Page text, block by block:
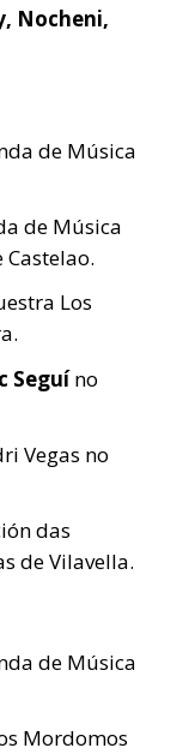
Nocheni,
de Música
de Música
Los
Seguíno
Vegas no
das
de Vilavella.
de Música
Mordomos